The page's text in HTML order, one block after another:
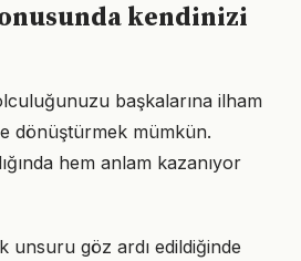
kendinizi
başkalarına ilham
dönüştürmek mümkün.
hem anlam kazanıyor
unsuru göz ardı edildiğinde